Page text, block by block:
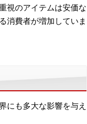
視のアイテムは安価な
消費者が増加していま
にも多大な影響を与え